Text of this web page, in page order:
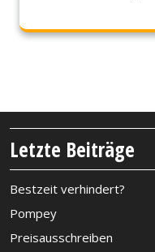
Letzte Beiträge
Bestzeit verhindert?
Pompey
Preisausschreiben